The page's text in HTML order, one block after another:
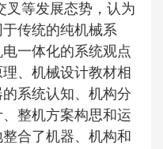
叉等发展态势，认为
传统的纯机械系
一体化的系统观点
、机械设计教材相
系统认知、机构分
整机方案构思和运
合了机器、机构和